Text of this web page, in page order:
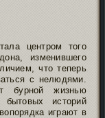
центром того
изменившего
что теперь
с нелюдями.
бурной жизнью
историй
играют в